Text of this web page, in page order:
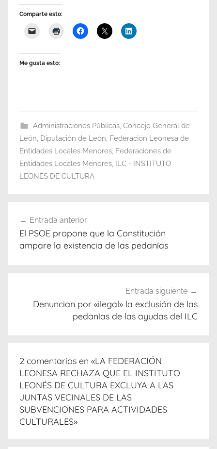
Comparte esto:
Me gusta esto:
Administraciones Públicas, Concejo General de
León, Diputación de León, Federación Leonesa de
Entidades Locales Menores, Federaciones de
Entidades Locales Menores, ILC - INSTITUTO
LEONÉS DE CULTURA
de
entradas
Entrada anterior
El PSOE propone que la Constitución
ampare la existencia de las pedanías
Entrada siguiente
Denuncian por «ilegal» la exclusión de las
pedanías de las ayudas del ILC
2 comentarios en «LA FEDERACIÓN
LEONESA RECHAZA QUE EL INSTITUTO
LEONÉS DE CULTURA EXCLUYA A LAS
JUNTAS VECINALES DE LAS
SUBVENCIONES PARA ACTIVIDADES
CULTURALES»